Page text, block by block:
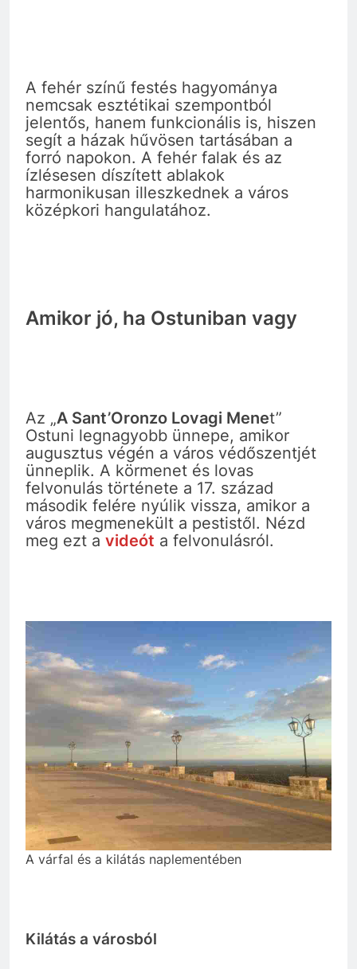
A fehér színű festés hagyománya
nemcsak esztétikai szempontból
jelentős, hanem funkcionális is, hiszen
segít a házak hűvösen tartásában a
forró napokon. A fehér falak és az
ízlésesen díszített ablakok
harmonikusan illeszkednek a város
középkori hangulatához.
Amikor jó, ha Ostuniban vagy
Az „A Sant’Oronzo Lovagi Menet”
Ostuni legnagyobb ünnepe, amikor
augusztus végén a város védőszentjét
ünneplik. A körmenet és lovas
felvonulás története a 17. század
második felére nyúlik vissza, amikor a
város megmenekült a pestistől. Nézd
meg ezt a videót a felvonulásról.
A várfal és a kilátás naplementében
Kilátás a városból